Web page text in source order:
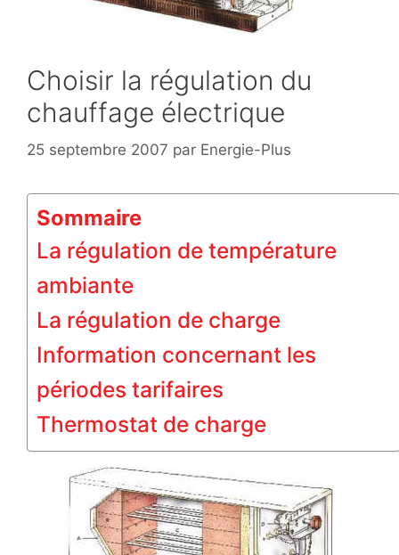
Choisir la régulation du
chauffage électrique
25 septembre 2007 par Energie-Plus
Sommaire
La régulation de température
ambiante
La régulation de charge
Information concernant les
périodes tarifaires
Thermostat de charge